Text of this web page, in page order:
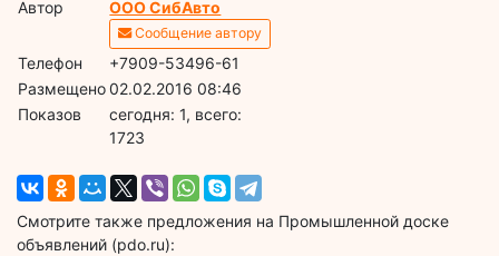
Автор
ООО СибАвто
Сообщение автору
Телефон
+7909-53496-61
Размещено02.02.2016 08:46
Показов
cегодня: 1, всего:
1723
Смотрите также предложения на Промышленной доске
объявлений (pdo.ru):